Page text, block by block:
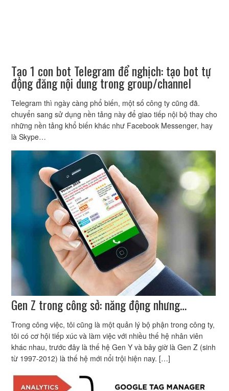
Tạo 1 con bot Telegram để nghịch: tạo bot tự
động đăng nội dung trong group/channel
Telegram thì ngày càng phổ biến, một số công ty cũng đã.
chuyển sang sử dụng nền tảng này để giao tiếp nội bộ thay cho
những nền tảng khổ biến khác như Facebook Messenger, hay
là Skype…
Gen Z trong công sở: năng động nhưng…
Trong công việc, tôi cũng là một quản lý bộ phận trong công ty,
tôi có cơ hội tiếp xúc và làm việc với nhiều thế hệ nhân viên
khác nhau, trước đây là thế hệ Gen Y và bây giờ là Gen Z (sinh
từ 1997-2012) là thế hệ mới nổi trội hiện nay. […]